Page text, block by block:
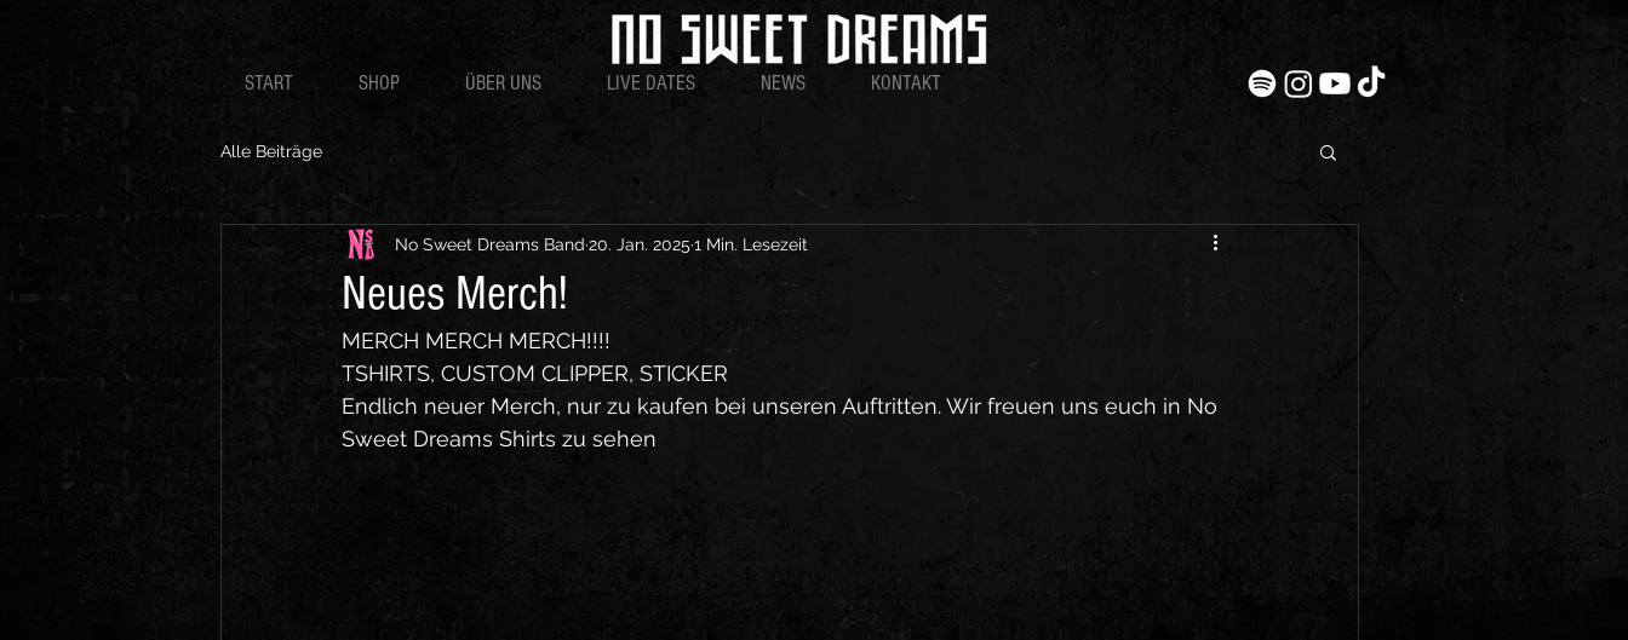
START SHOP ÜBER UNS LIVE DATES NEWS KONTAKT
Alle Beiträge
Neues Merch!
No Sweet Dreams Band 20. Jan. 2025 1 Min. Lesezeit
MERCH MERCH MERCH!!!!
TSHIRTS, CUSTOM CLIPPER, STICKER
Endlich neuer Merch, nur zu kaufen bei unseren Auftritten. Wir freuen uns euch in No
Sweet Dreams Shirts zu sehen